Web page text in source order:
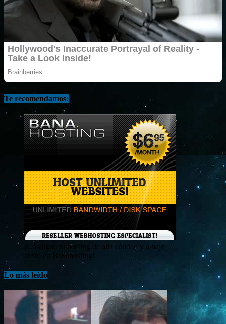
Te recomendamos:
¡Consigue tu hosting de alta calidad y a bajo
costo en Banahosting!
Lo más leído